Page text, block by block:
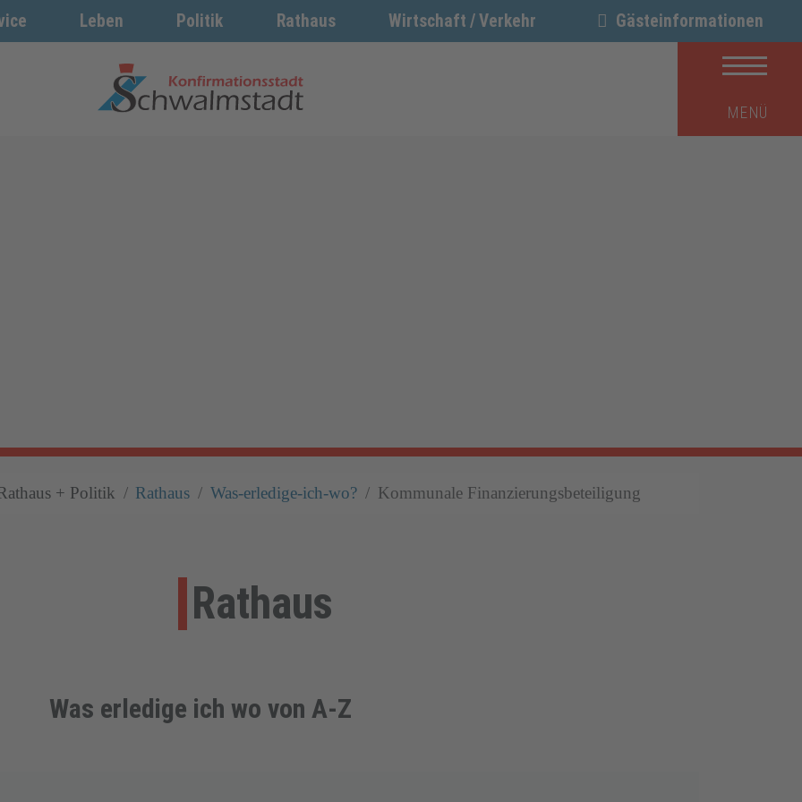
Leben Politik Rathaus Wirtschaft / Verkehr Gästeinformationen
MENÜ
+ Politik Rathaus Was-erledige-ich-wo? Kommunale Finanzierungsbeteiligung
Rathaus
Was erledige ich wo von A-Z